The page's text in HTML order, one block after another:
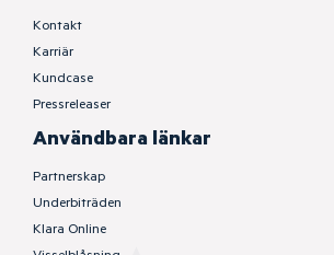
Kontakt
Karriär
Kundcase
Pressreleaser
Användbara länkar
Partnerskap
Underbiträden
Klara Online